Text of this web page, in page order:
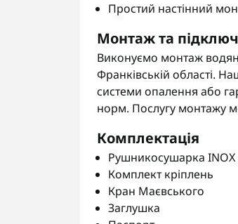
Простий настінний
Монтаж та
Виконуємо монтаж
Франківській області.
системи опалення або
норм. Послугу монтажу
Комплектація
Рушникосушарка INOX
Комплект кріплень
Кран Маєвського
Заглушка